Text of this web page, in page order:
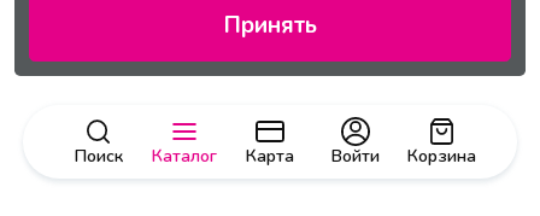
Поиск Каталог Карта Корзина
Войти
Принять